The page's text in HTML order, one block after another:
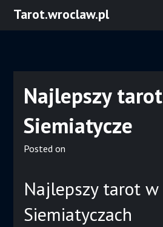
SkipTarot.wroclaw.pl
Najlepszy tarot
Siemiatycze
Posted on
Najlepszy tarot w
Siemiatyczach